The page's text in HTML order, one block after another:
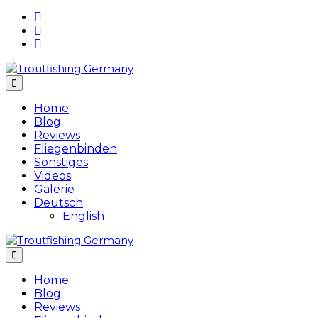
Skip
content
Home
Blog
Reviews
Fliegenbinden
Sonstiges
Videos
Galerie
Deutsch
English
Home
Blog
Reviews